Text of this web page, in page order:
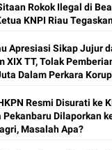
Rokok Ilegal di
KNPI Riau
Apresiasi Sikap Jujur
XIX TT, Tolak
Dalam Perkara
Resmi Disurati ke
Pekanbaru Dilaporkan
Masalah Apa?